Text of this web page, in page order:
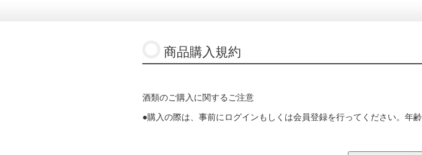
商品購入規約
酒類のご購入に関するご注意
●購入の際は、事前にログインもしくは会員登録を行ってください。年